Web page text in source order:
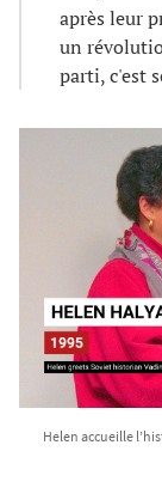
après leur
un
parti, c'est
Helen accueille